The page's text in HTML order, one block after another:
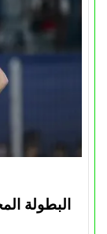
البطولة